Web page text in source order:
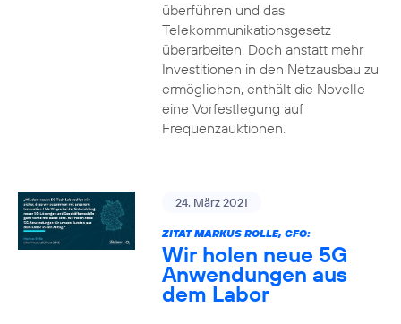
überführen und das
Telekommunikationsgesetz
überarbeiten. Doch anstatt mehr
Investitionen in den Netzausbau zu
ermöglichen, enthält die Novelle
eine Vorfestlegung auf
Frequenzauktionen.
24. März 2021
ZITAT MARKUS ROLLE, CFO:
Wir holen neue 5G
Anwendungen aus
dem Labor